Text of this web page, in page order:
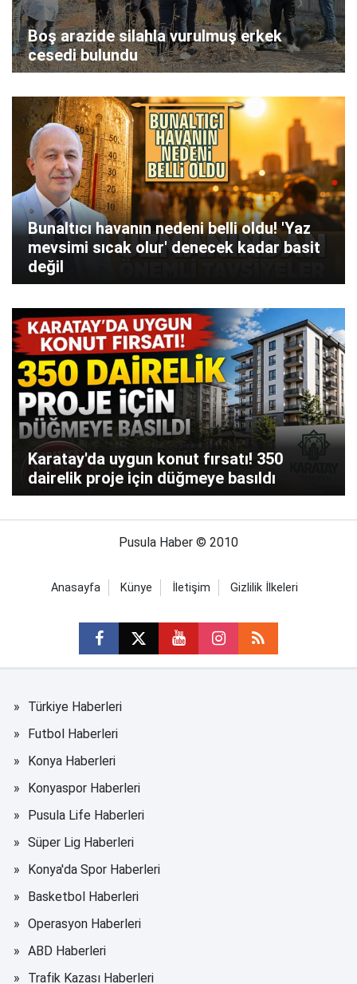
Boş arazide silahla vurulmuş erkek
cesedi bulundu
Bunaltıcı havanın nedeni belli oldu! 'Yaz
mevsimi sıcak olur' denecek kadar basit
değil
Karatay'da uygun konut fırsatı! 350
dairelik proje için düğmeye basıldı
Pusula Haber © 2010
Anasayfa Künye İletişim Gizlilik İlkeleri
Türkiye Haberleri
Futbol Haberleri
Konya Haberleri
Konyaspor Haberleri
Pusula Life Haberleri
Süper Lig Haberleri
Konya'da Spor Haberleri
Basketbol Haberleri
Operasyon Haberleri
ABD Haberleri
Trafik Kazası Haberleri